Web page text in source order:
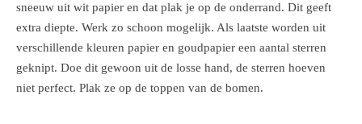
sneeuw uit wit papier en dat plak je op de onderrand. Dit geeft
extra diepte. Werk zo schoon mogelijk. Als laatste worden uit
verschillende kleuren papier en goudpapier een aantal sterren
geknipt. Doe dit gewoon uit de losse hand, de sterren hoeven
niet perfect. Plak ze op de toppen van de bomen.